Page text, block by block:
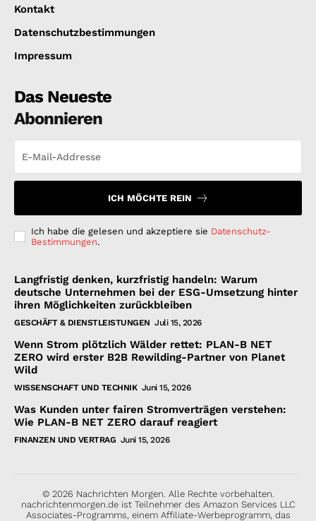
Kontakt
Datenschutzbestimmungen
Impressum
Das Neueste
Abonnieren
ICH MÖCHTE REIN
Ich habe die gelesen und akzeptiere sie Datenschutz-
Bestimmungen.
Langfristig denken, kurzfristig handeln: Warum
deutsche Unternehmen bei der ESG-Umsetzung hinter
ihren Möglichkeiten zurückbleiben
GESCHÄFT & DIENSTLEISTUNGEN Juli 15, 2026
Wenn Strom plötzlich Wälder rettet: PLAN-B NET
ZERO wird erster B2B Rewilding-Partner von Planet
Wild
WISSENSCHAFT UND TECHNIK Juni 15, 2026
Was Kunden unter fairen Stromverträgen verstehen:
Wie PLAN-B NET ZERO darauf reagiert
FINANZEN UND VERTRAG Juni 15, 2026
© 2026 Nachrichten Morgen. Alle Rechte vorbehalten.
nachrichtenmorgen.de ist Teilnehmer des Amazon Services LLC
Associates-Programms, einem Affiliate-Werbeprogramm, das